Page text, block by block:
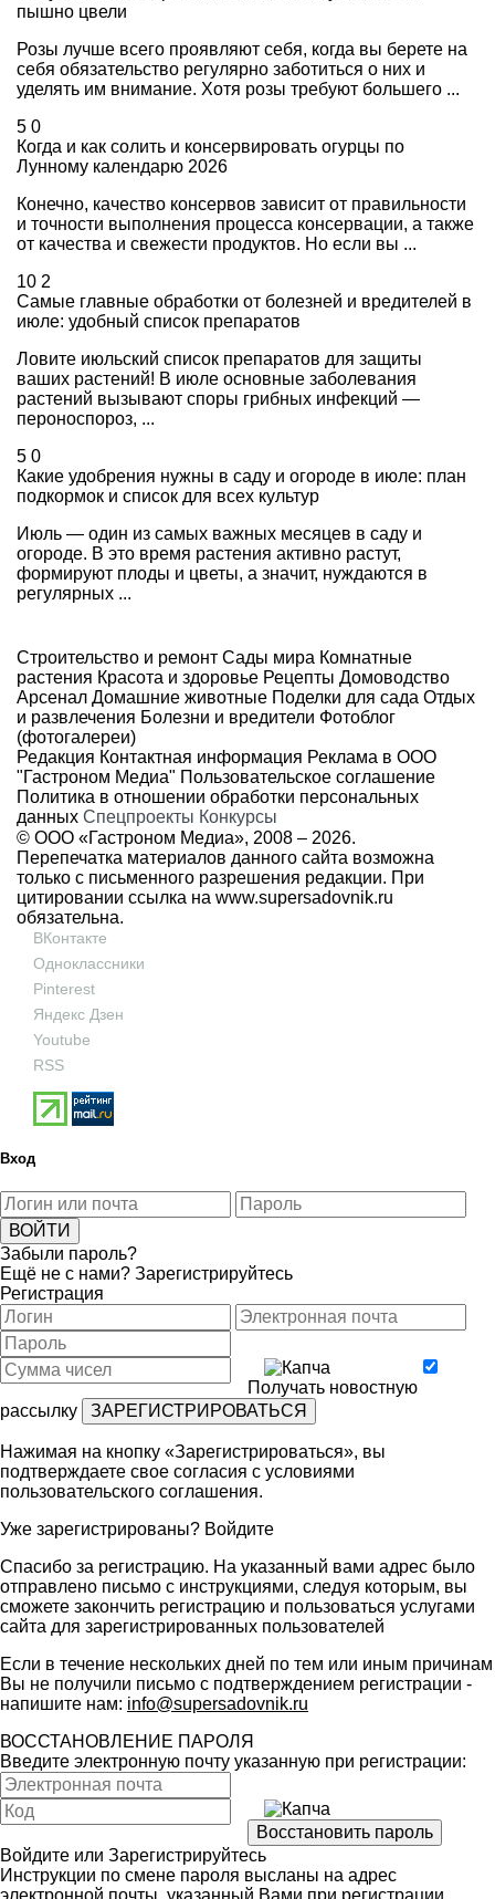
пышно цвели
Розы лучше всего проявляют себя, когда вы берете на
себя обязательство регулярно заботиться о них и
уделять им внимание. Хотя розы требуют большего ...
5 0
Когда и как солить и консервировать огурцы по
Лунному календарю 2026
Конечно, качество консервов зависит от правильности
и точности выполнения процесса консервации, а также
от качества и свежести продуктов. Но если вы ...
10 2
Самые главные обработки от болезней и вредителей в
июле: удобный список препаратов
Ловите июльский список препаратов для защиты
ваших растений! В июле основные заболевания
растений вызывают споры грибных инфекций —
пероноспороз, ...
5 0
Какие удобрения нужны в саду и огороде в июле: план
подкормок и список для всех культур
Июль — один из самых важных месяцев в саду и
огороде. В это время растения активно растут,
формируют плоды и цветы, а значит, нуждаются в
регулярных ...
Строительство и ремонт Сады мира Комнатные
растения Красота и здоровье Рецепты Домоводство
Арсенал Домашние животные Поделки для сада Отдых
и развлечения Болезни и вредители Фотоблог
(фотогалереи)
Редакция Контактная информация Реклама в ООО
"Гастроном Медиа" Пользовательское соглашение
Политика в отношении обработки персональных
данных Спецпроекты Конкурсы
© ООО «Гастроном Медиа», 2008 – 2026.
Перепечатка материалов данного сайта возможна
только с письменного разрешения редакции. При
цитировании ссылка на www.supersadovnik.ru
обязательна.
ВКонтакте
Одноклассники
Pinterest
Яндекс Дзен
Youtube
RSS
Вход
Забыли пароль?
Ещё не с нами? Зарегистрируйтесь
Регистрация
Получать новостную
рассылку
Нажимая на кнопку «Зарегистрироваться», вы
подтверждаете свое согласия с условиями
пользовательского соглашения.
Уже зарегистрированы? Войдите
Спасибо за регистрацию. На указанный вами адрес было
отправлено письмо с инструкциями, следуя которым, вы
сможете закончить регистрацию и пользоваться услугами
сайта для зарегистрированных пользователей
Если в течение нескольких дней по тем или иным причинам
Вы не получили письмо с подтверждением регистрации -
напишите нам: info@supersadovnik.ru
ВОССТАНОВЛЕНИЕ ПАРОЛЯ
Введите электронную почту указанную при регистрации:
Войдите или Зарегистрируйтесь
Инструкции по смене пароля высланы на адрес